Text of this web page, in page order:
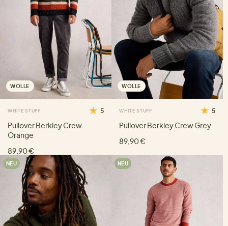
WOLLE
WHITE STUFF 5
Pullover Berkley Crew
Orange
89,90 €
WOLLE
WHITE STUFF 5
Pullover Berkley Crew Grey
89,90 €
NEU NEU